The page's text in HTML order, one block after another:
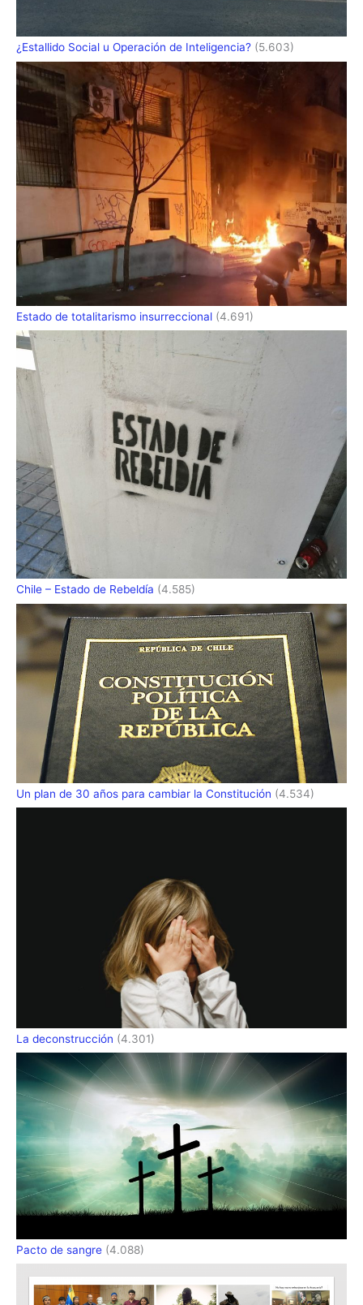
¿Estallido Social u Operación de Inteligencia? (5.603)
Estado de totalitarismo insurreccional (4.691)
Chile – Estado de Rebeldía (4.585)
Un plan de 30 años para cambiar la Constitución (4.534)
La deconstrucción (4.301)
Pacto de sangre (4.088)